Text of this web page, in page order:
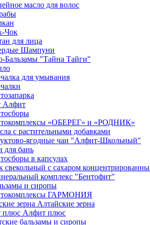
масло для волос
Чок
для лица
Шампуни
Бальзамы "Тайна Тайги"
для умывания
Алфит
«ОБЕРЕГ» и «РОДНИК»
с растительными добавками
ягодные чаи "Алфит-Школьный"
для бань
в капсулах
свекольный с сахаром
комплекс "Бентофит"
и сиропы
ГАРМОНИЯ
Алтайские зерна
Алфит плюс
бальзамы и сиропы